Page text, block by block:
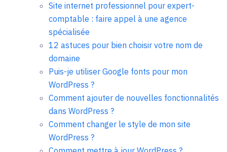
Site internet professionnel pour expert-
comptable : faire appel à une agence
spécialisée
12 astuces pour bien choisir votre nom de
domaine
Puis-je utiliser Google fonts pour mon
WordPress ?
Comment ajouter de nouvelles fonctionnalités
dans WordPress ?
Comment changer le style de mon site
WordPress ?